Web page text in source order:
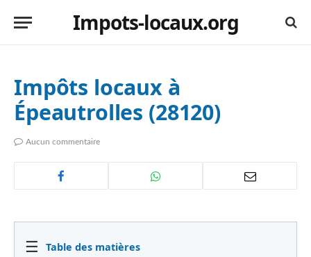
Impots-locaux.org
Impôts locaux à
Épeautrolles (28120)
Aucun commentaire
☰ Table des matières